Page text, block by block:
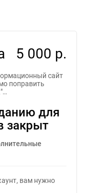
5 000 р.
сайт
поправить
для
закрыт
вам нужно